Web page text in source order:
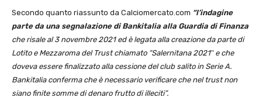
Secondo quanto riassunto da Calciomercato.com “l’indagine
parte da una segnalazione di Bankitalia alla Guardia di Finanza
che risale al 3 novembre 2021 ed è legata alla creazione da parte di
Lotito e Mezzaroma del Trust chiamato “Salernitana 2021″ e che
doveva essere finalizzato alla cessione del club salito in Serie A.
Bankitalia conferma che è necessario verificare che nel trust non
siano finite somme di denaro frutto di illeciti”.